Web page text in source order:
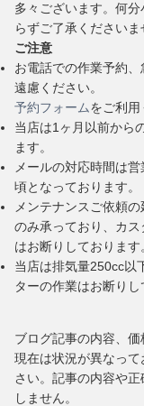
多々ございます。何
らずご了承くださいま
ご注意
お電話での作業予約
遠慮ください。
予約フォームをご利用
当店は1ヶ月以前から
ます。
メールの対応時間は
頃となっております。
メンテナンスご依頼
のみ承っており、カ
はお断りしております
当店は排気量250cc以
ターの作業はお断りし
ブログ記事の内容、価
現在は状況が異なっ
さい。記事の内容や
しません。